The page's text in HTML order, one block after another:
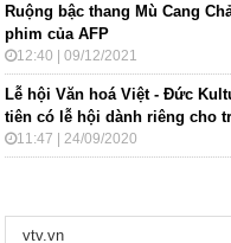
Ruộng bậc thang Mù Cang
phim của AFP
12:40 | 09/12/2021
Lễ hội Văn hoá Việt - Đức
tiên có lễ hội dành riêng cho
11:47 | 24/09/2020